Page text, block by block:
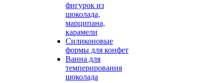
фигурок из
шоколада,
марципана,
карамели
Силиконовые
формы для конфет
Ванна для
темперирования
шоколада